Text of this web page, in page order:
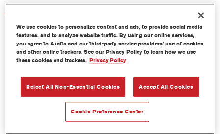
Características del producto
Excelente cubrición con una excepcional igualación del color.
Aplicación rápida y rentable - mayor rendimiento y
productividad.
Forma parte de un completo sistema especializado de tintes
Amplias posibilidades de aplicación.
Versátil - se puede usar en diferentes condiciones climáticas
y utilizando distintas técnicas de aplicación.
We use cookies to personalize content and ads, to provide social media
features, and to analyze website traffic. By using our online services,
you agree to Axalta and our third-party service providers’ use of cookies
and other online trackers. See our Privacy Policy to learn how we use
these cookies and trackers. Privacy Policy
Reject All Non-Essential Cookies Accept All Cookies
Cookie Preference Center